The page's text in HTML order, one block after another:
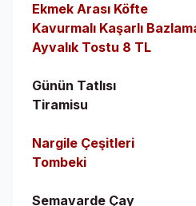
Ekmek Arası Köfte
Kavurmalı Kaşarlı
Ayvalık Tostu 8 TL
Günün Tatlısı
Tiramisu
Nargile Çeşitleri
Tombeki
Semavarde Çay